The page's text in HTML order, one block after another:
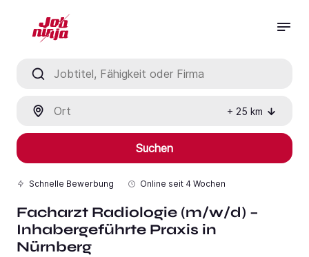
+ 25 km
Suchen
Schnelle Bewerbung Online seit 4 Wochen
Facharzt Radiologie (m/w/d) –
Inhabergeführte Praxis in
Nürnberg